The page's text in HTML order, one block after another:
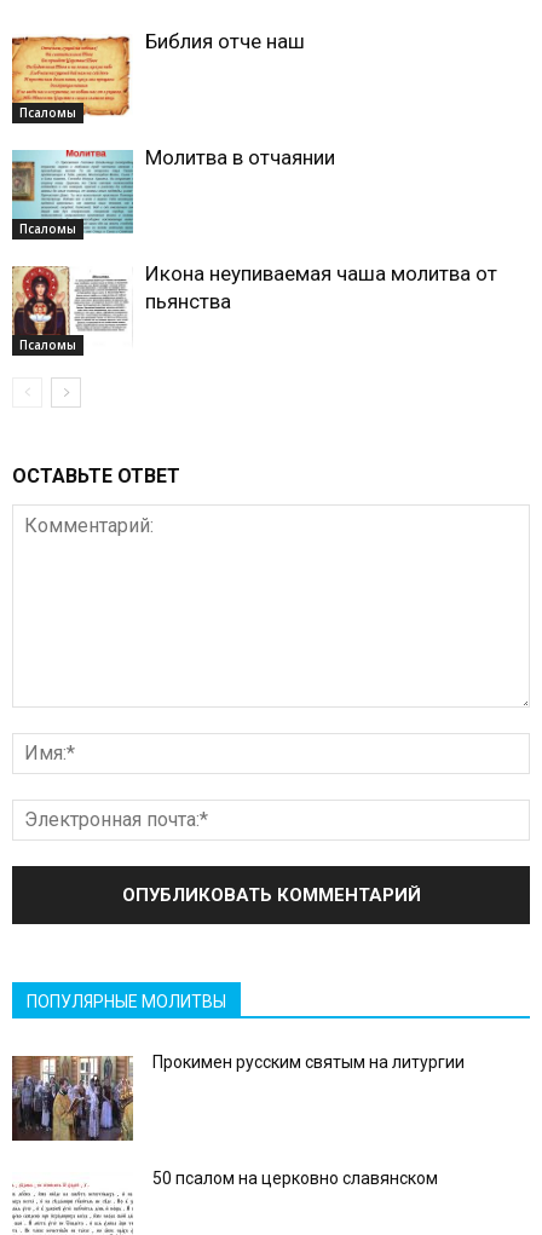
Псаломы
Библия отче наш
Псаломы
Молитва в отчаянии
Псаломы
Икона неупиваемая чаша молитва от
пьянства
ОСТАВЬТЕ ОТВЕТ
ПОПУЛЯРНЫЕ МОЛИТВЫ
Прокимен русским святым на литургии
50 псалом на церковно славянском